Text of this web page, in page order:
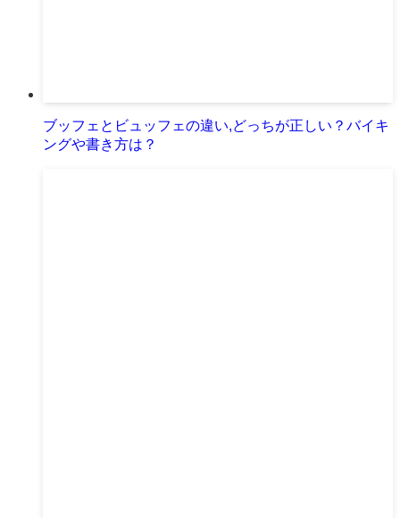
ブッフェとビュッフェの違い,どっちが正しい？バイキ
ングや書き方は？